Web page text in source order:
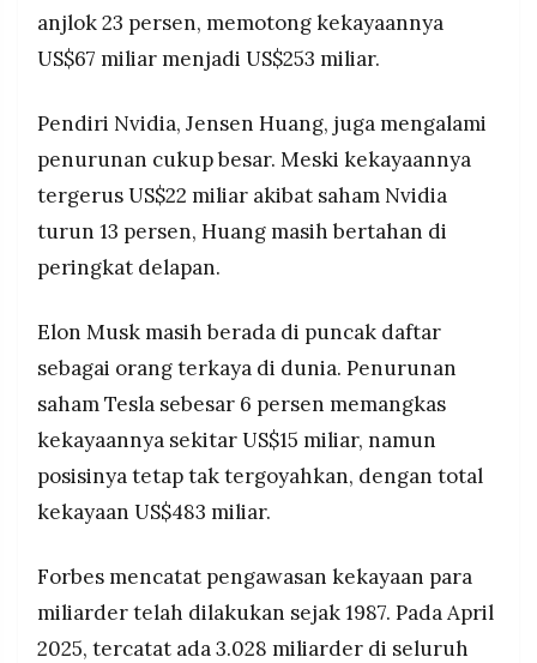
anjlok 23 persen, memotong kekayaannya
US$67 miliar menjadi US$253 miliar.
Pendiri Nvidia, Jensen Huang, juga mengalami
penurunan cukup besar. Meski kekayaannya
tergerus US$22 miliar akibat saham Nvidia
turun 13 persen, Huang masih bertahan di
peringkat delapan.
Elon Musk masih berada di puncak daftar
sebagai orang terkaya di dunia. Penurunan
saham Tesla sebesar 6 persen memangkas
kekayaannya sekitar US$15 miliar, namun
posisinya tetap tak tergoyahkan, dengan total
kekayaan US$483 miliar.
Forbes mencatat pengawasan kekayaan para
miliarder telah dilakukan sejak 1987. Pada April
2025, tercatat ada 3.028 miliarder di seluruh